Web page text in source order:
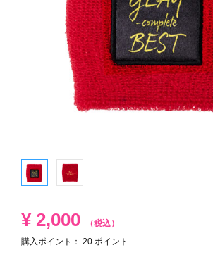
¥ 2,000
（税込）
購入ポイント： 20 ポイント